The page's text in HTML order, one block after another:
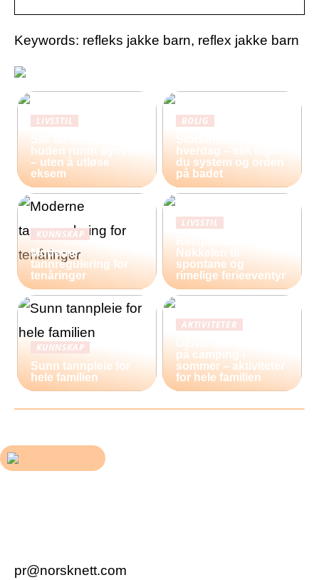
Keywords: refleks jakke barn, reflex jakke barn
LIVSSTIL
huden rundt øynene
– uten å utløse
eksem
BOLIG
hverdag – slik lager
du system og orden
på badet
KUNNSKAP
Moderne
tannregulering for
tenåringer
LIVSSTIL
Nøkkelen til
spontane og
rimelige ferieeventyr
KUNNSKAP
Sunn tannpleie for
hele familien
AKTIVITETER
på camping i
sommer – aktiviteter
for hele familien
pr@norsknett.com